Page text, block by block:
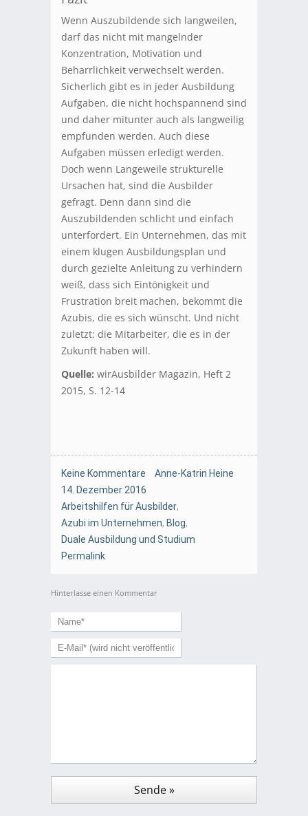
Wenn Auszubildende sich langweilen,
darf das nicht mit mangelnder
Konzentration, Motivation und
Beharrlichkeit verwechselt werden.
Sicherlich gibt es in jeder Ausbildung
Aufgaben, die nicht hochspannend sind
und daher mitunter auch als langweilig
empfunden werden. Auch diese
Aufgaben müssen erledigt werden.
Doch wenn Langeweile strukturelle
Ursachen hat, sind die Ausbilder
gefragt. Denn dann sind die
Auszubildenden schlicht und einfach
unterfordert. Ein Unternehmen, das mit
einem klugen Ausbildungsplan und
durch gezielte Anleitung zu verhindern
weiß, dass sich Eintönigkeit und
Frustration breit machen, bekommt die
Azubis, die es sich wünscht. Und nicht
zuletzt: die Mitarbeiter, die es in der
Zukunft haben will.
Quelle: wirAusbilder Magazin, Heft 2
2015, S. 12-14
Keine Kommentare
Anne-Katrin Heine
14. Dezember 2016
Arbeitshilfen für Ausbilder,
Azubi im Unternehmen, Blog,
Duale Ausbildung und Studium
Permalink
Hinterlasse einen Kommentar